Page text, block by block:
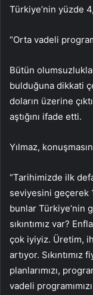
Türkiye’nin yüzde
“Orta vadeli
Bütün
bulduğuna dikkati
doların üzerine
aştığını ifade etti.
Yılmaz,
“Tarihimizde ilk
seviyesini geçerek
bunlar Türkiye’nin
sıkıntımız var?
çok iyiyiz. Üretim,
artıyor.
planlarımızı,
vadeli